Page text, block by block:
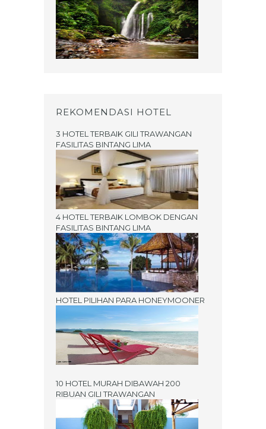
REKOMENDASI HOTEL
3 HOTEL TERBAIK GILI TRAWANGAN
FASILITAS BINTANG LIMA
4 HOTEL TERBAIK LOMBOK DENGAN
FASILITAS BINTANG LIMA
HOTEL PILIHAN PARA HONEYMOONER
10 HOTEL MURAH DIBAWAH 200
RIBUAN GILI TRAWANGAN